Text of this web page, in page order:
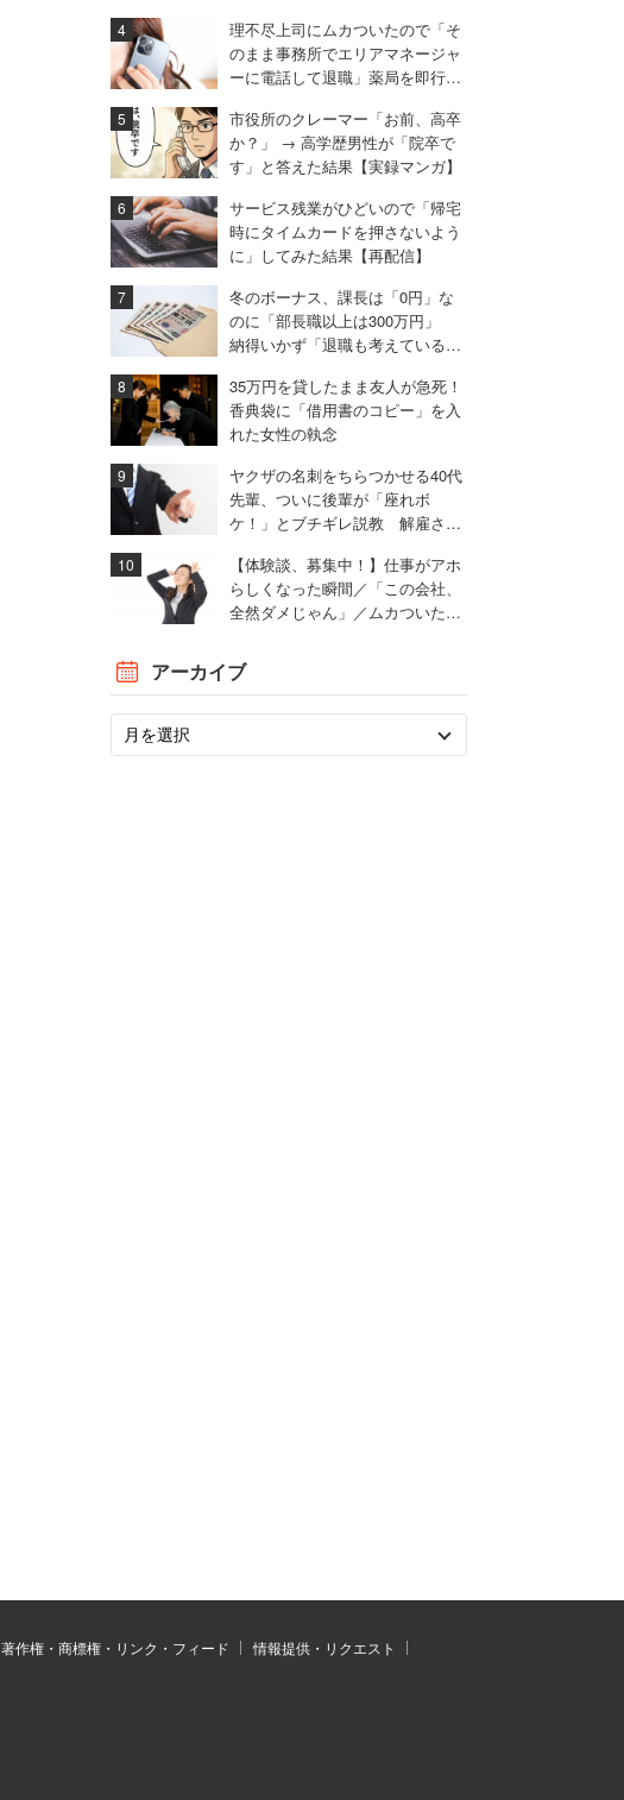
理不尽上司にムカついたので「そ
のまま事務所でエリアマネージャ
ーに電話して退職」薬局を即行で
市役所のクレーマー「お前、高卒
か？」 → 高学歴男性が「院卒で
す」と答えた結果【実録マンガ】
サービス残業がひどいので「帰宅
時にタイムカードを押さないよう
に」してみた結果【再配信】
冬のボーナス、課長は「0円」な
のに「部長職以上は300万円」
納得いかず「退職も考えている」
35万円を貸したまま友人が急死！
香典袋に「借用書のコピー」を入
れた女性の執念
ヤクザの名刺をちらつかせる40代
先輩、ついに後輩が「座れボ
ケ！」とブチギレ説教 解雇され
【体験談、募集中！】仕事がアホ
らしくなった瞬間／「この会社、
全然ダメじゃん」／ムカついた面
アーカイブ
著作権・商標権・リンク・フィード
情報提供・リクエスト